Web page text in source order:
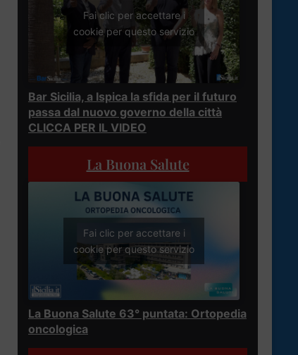
Fai clic per accettare i
cookie per questo servizio
Bar Sicilia, a Ispica la sfida per il futuro
passa dal nuovo governo della città
CLICCA PER IL VIDEO
La Buona Salute
Fai clic per accettare i
cookie per questo servizio
La Buona Salute 63° puntata: Ortopedia
oncologica